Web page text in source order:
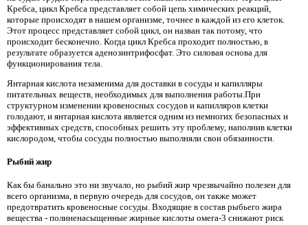
Кребса, цикл Кребса представляет собой цепь химических реакций,
которые происходят в нашем организме, точнее в каждой из его клеток.
Этот процесс представляет собой цикл, он назван так потому, что
происходит бесконечно. Когда цикл Кребса проходит полностью, в
результате образуется аденозинтрифосфат. Это силовая основа для
функционирования тела.
Янтарная кислота незаменима для доставки в сосуды и капилляры
питательных веществ, необходимых для выполнения работы.При
структурном изменении кровеносных сосудов и капилляров клетки
голодают, и янтарная кислота является одним из немногих безопасных и
эффективных средств, способных решить эту проблему, наполнив клетки
кислородом, чтобы сосуды полностью выполняли свои обязанности.
Рыбий жир
Как бы банально это ни звучало, но рыбий жир чрезвычайно полезен для
всего организма, в первую очередь для сосудов, он также может
предотвратить кровеносные сосуды. Входящие в состав рыбьего жира
вещества - полиненасыщенные жирные кислоты омега-3 снижают риск